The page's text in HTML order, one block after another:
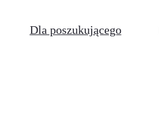
Dla poszukującego